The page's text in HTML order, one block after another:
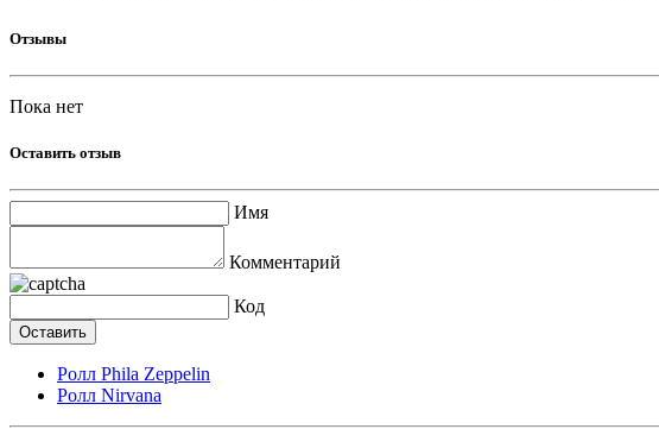
Отзывы
Пока нет
Оставить отзыв
Имя
Комментарий
Код
Ролл Phila Zeppelin
Ролл Nirvana